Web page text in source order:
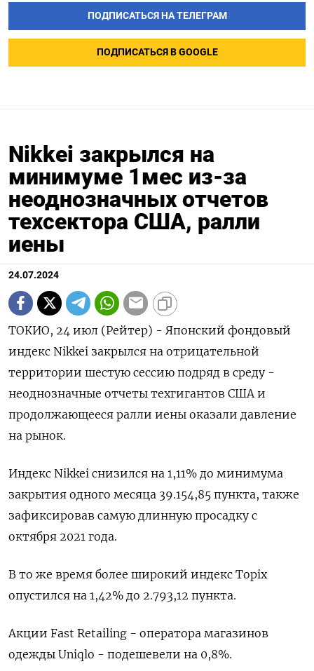
ПОДПИСАТЬСЯ НА ТЕЛЕГРАМ
ПОДПИСАТЬСЯ В GOOGLE
Nikkei закрылся на
минимуме 1мес из-за
неоднозначных отчетов
техсектора США, ралли
иены
24.07.2024
ТОКИО, 24 июл (Рейтер) - Японский фондовый
индекс Nikkei закрылся на отрицательной
территории шестую сессию подряд в среду -
неоднозначные отчеты техгигантов США и
продолжающееся ралли иены оказали давление
на рынок.
Индекс Nikkei снизился на 1,11% до минимума
закрытия одного месяца 39.154,85 пункта, также
зафиксировав самую длинную просадку с
октября 2021 года.
В то же время более широкий индекс Topix
опустился на 1,42% до 2.793,12 пункта.
Акции Fast Retailing - оператора магазинов
одежды Uniqlo - подешевели на 0,8%.